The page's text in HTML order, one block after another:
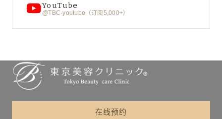
YouTube
@TBC-youtube（订阅5,000+）
在线预约